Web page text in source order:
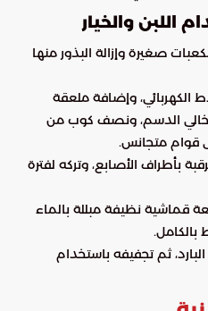
اللبن والخيار
صغيرة وإزالة البذور منها
الكهربائي، وإضافة ملعقة
الدسم، ونصف كوب من
قوام متجانس.
بأطراف الأصابع، وتركه لفترة
قماشية نظيفة مبللة بالماء
بالكامل.
ثم تجفيفه باستخدام